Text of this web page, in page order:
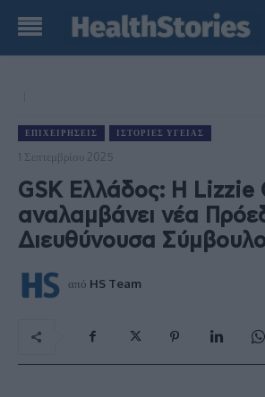
ΕΠΙΧΕΙΡΉΣΕΙΣ ΙΣΤΟΡΊΕΣ ΥΓΕΊΑΣ
1 Σεπτεμβρίου 2025
GSK Ελλάδος: Η Lizzie
αναλαμβάνει νέα
Διευθύνουσα
από HS Team